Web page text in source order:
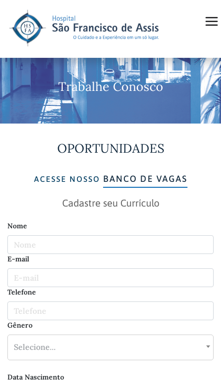
Trabalhe Conosco
OPORTUNIDADES
ACESSE NOSSO BANCO DE VAGAS
Cadastre seu Currículo
Nome
E-mail
Telefone
Gênero
Selecione...
Data Nascimento